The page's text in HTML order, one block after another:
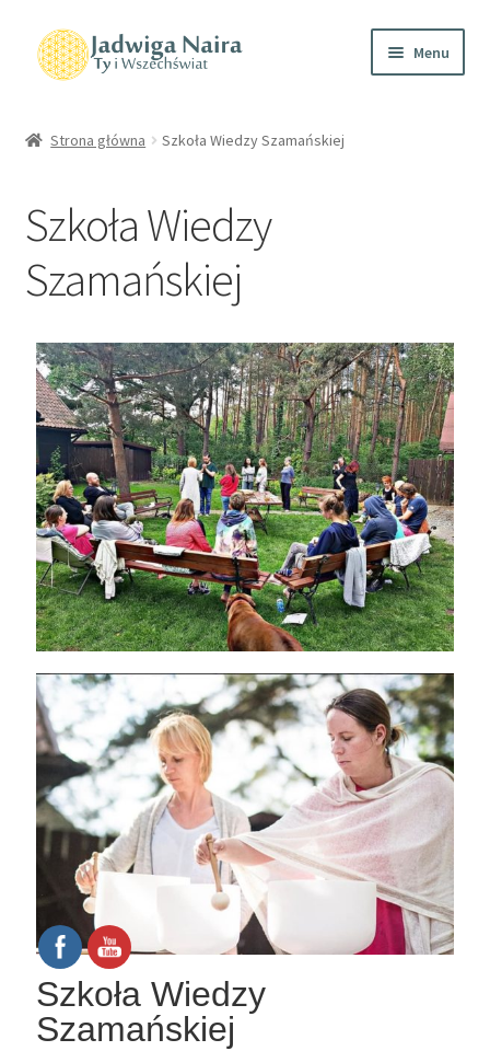
Menu
Sklep
Wydarzenia
Kontakt
Polityka prywatności
Strona główna Szkoła Wiedzy Szamańskiej
Szkoła Wiedzy
Szamańskiej
Szkoła Wiedzy
Szamańskiej